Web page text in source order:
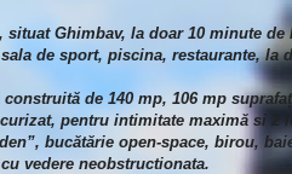
Ghimbav, la doar 10 minute de
de sport, piscina, restaurante, la
de 140 mp, 106 mp
pentru intimitate maximă si 2
bucătărie open-space, birou,
vedere neobstructionata.